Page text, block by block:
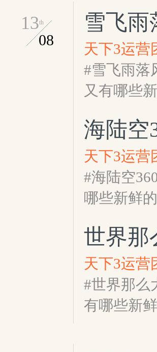
雪飞雨
天下3运营
13th
08
#雪飞雨落
又有哪些
海陆空
天下3运营
#海陆空
哪些新鲜
世界那
天下3运营
#世界那么
有哪些新